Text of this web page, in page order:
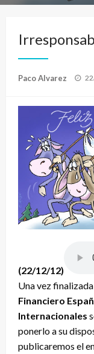
Paco Alvarez
(22/12/12)
Una vez
Financiero
Internacionales
ponerlo a su
publicaremos el